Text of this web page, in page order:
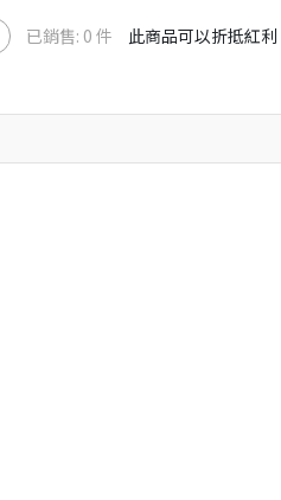
已銷售: 0 件 此商品可以折抵紅利